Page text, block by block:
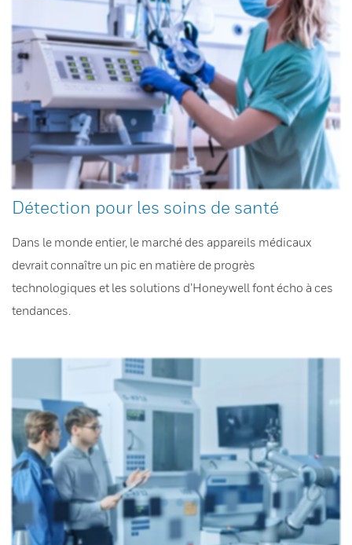
Détection pour les soins de santé
Dans le monde entier, le marché des appareils médicaux
devrait connaître un pic en matière de progrès
technologiques et les solutions d’Honeywell font écho à ces
tendances.